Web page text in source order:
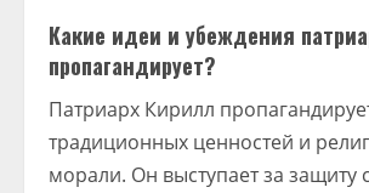
Какие идеи и убеждения
пропагандирует?
Патриарх Кирилл
традиционных ценностей и
морали. Он выступает за защиту